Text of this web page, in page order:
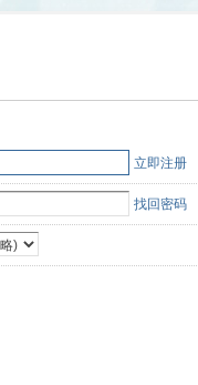
立即注册
找回密码